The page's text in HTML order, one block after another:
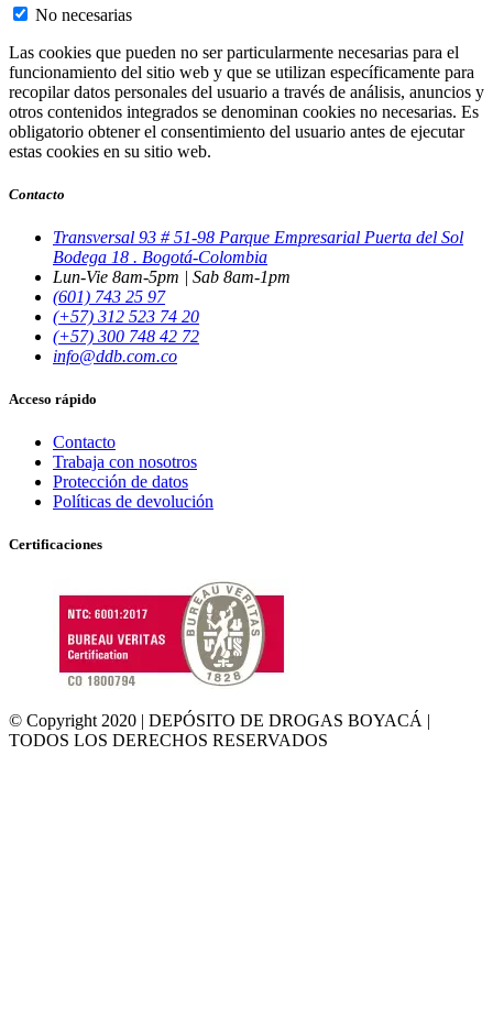
No necesarias
Las cookies que pueden no ser particularmente necesarias para el
funcionamiento del sitio web y que se utilizan específicamente para
recopilar datos personales del usuario a través de análisis, anuncios y
otros contenidos integrados se denominan cookies no necesarias. Es
obligatorio obtener el consentimiento del usuario antes de ejecutar
estas cookies en su sitio web.
Contacto
Transversal 93 # 51-98 Parque Empresarial Puerta del Sol
Bodega 18 . Bogotá-Colombia
Lun-Vie 8am-5pm | Sab 8am-1pm
(601) 743 25 97
(+57) 312 523 74 20
(+57) 300 748 42 72
info@ddb.com.co
Acceso rápido
Contacto
Trabaja con nosotros
Protección de datos
Políticas de devolución
Certificaciones
© Copyright 2020 | DEPÓSITO DE DROGAS BOYACÁ |
TODOS LOS DERECHOS RESERVADOS